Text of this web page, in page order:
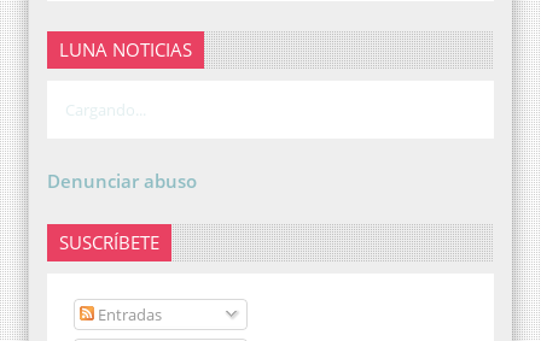
LUNA NOTICIAS
Cargando...
Denunciar abuso
SUSCRÍBETE
Entradas